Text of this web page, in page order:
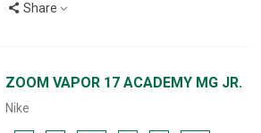
Share
ZOOM VAPOR 17 ACADEMY MG JR.
Nike